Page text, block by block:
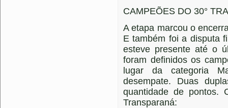
CAMPEÕES DO 30°
A etapa marcou o
E também foi a disputa
esteve presente até o
foram definidos os
lugar da categoria
desempate. Duas
quantidade de pontos.
Transparaná: